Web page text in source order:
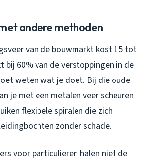
andere methoden
van de bouwmarkt kost 15 tot
bij 60% van de verstoppingen in de
weten wat je doet. Bij die oude
je met een metalen veer scheuren
flexibele spiralen die zich
zonder schade.
voor particulieren halen niet de